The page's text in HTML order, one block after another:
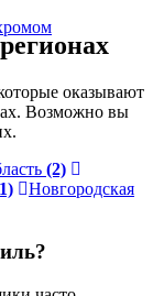
оказывают
Возможно вы
(2)
Новгородская